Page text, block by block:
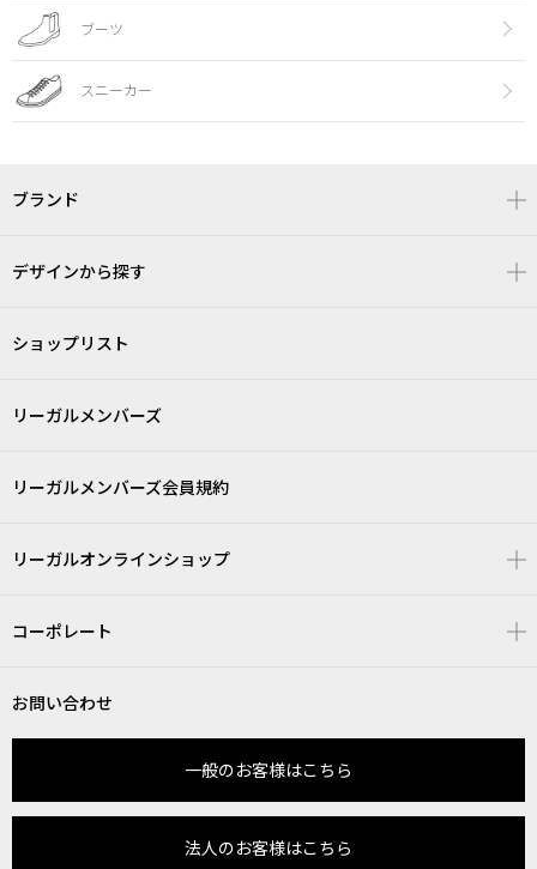
ブーツ
スニーカー
ブランド
デザインから探す
ショップリスト
リーガルメンバーズ
リーガルメンバーズ会員規約
リーガルオンラインショップ
コーポレート
お問い合わせ
一般のお客様はこちら
法人のお客様はこちら